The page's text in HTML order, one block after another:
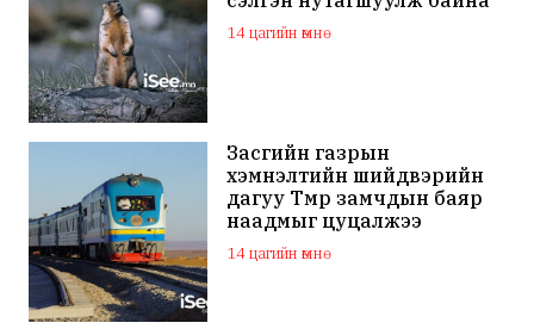
14 цагийн өмнө
Засгийн газрын
хэмнэлтийн шийдвэрийн
дагуу Төмөр замчдын баяр
наадмыг цуцалжээ
14 цагийн өмнө